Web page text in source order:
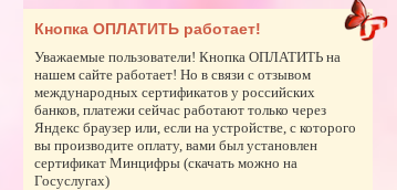
Кнопка ОПЛАТИТЬ работает!
Уважаемые пользователи! Кнопка ОПЛАТИТЬ на
нашем сайте работает! Но в связи с отзывом
международных сертификатов у российских
банков, платежи сейчас работают только через
Яндекс браузер или, если на устройстве, с которого
вы производите оплату, вами был установлен
сертификат Минцифры (скачать можно на
Госуслугах)